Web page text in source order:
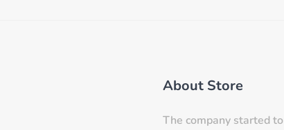
About Store
The company started to